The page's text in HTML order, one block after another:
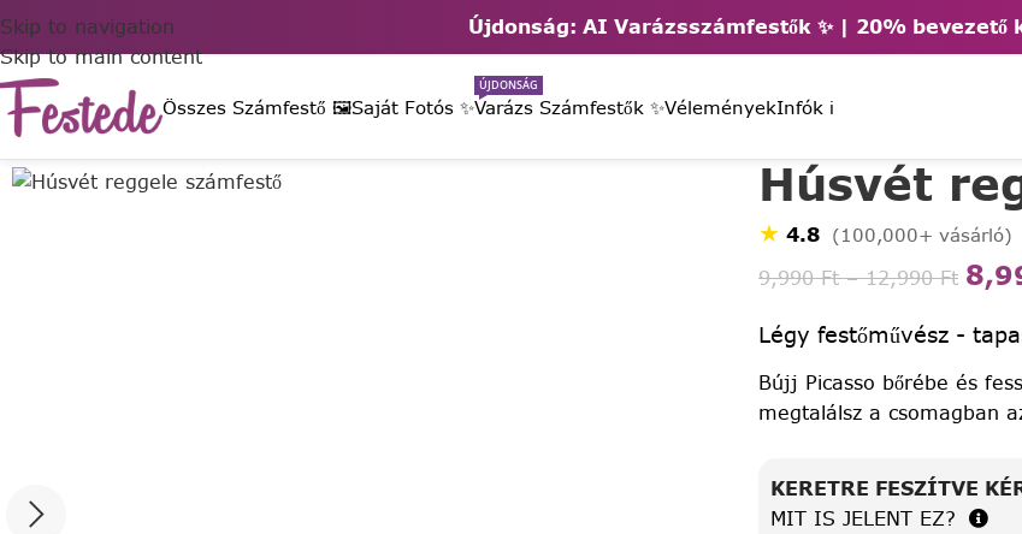
Újdonság: AI Varázsszámfestők ✨ | 20% bevezető
Skip to navigation
Skip to main content
Összes Számfestő 🖼️Saját Fotós ✨Varázs Számfestők ✨
ÚJDONSÁG
VéleményekInfók ℹ️
Húsvét
★ 4.8 (100,000+ vásárló)
9,990Ft – 12,990Ft
Légy festőművész -
Bújj Picasso bőrébe és
megtalálsz a csomagban
KERETRE FESZÍTVE
MIT IS JELENT EZ?